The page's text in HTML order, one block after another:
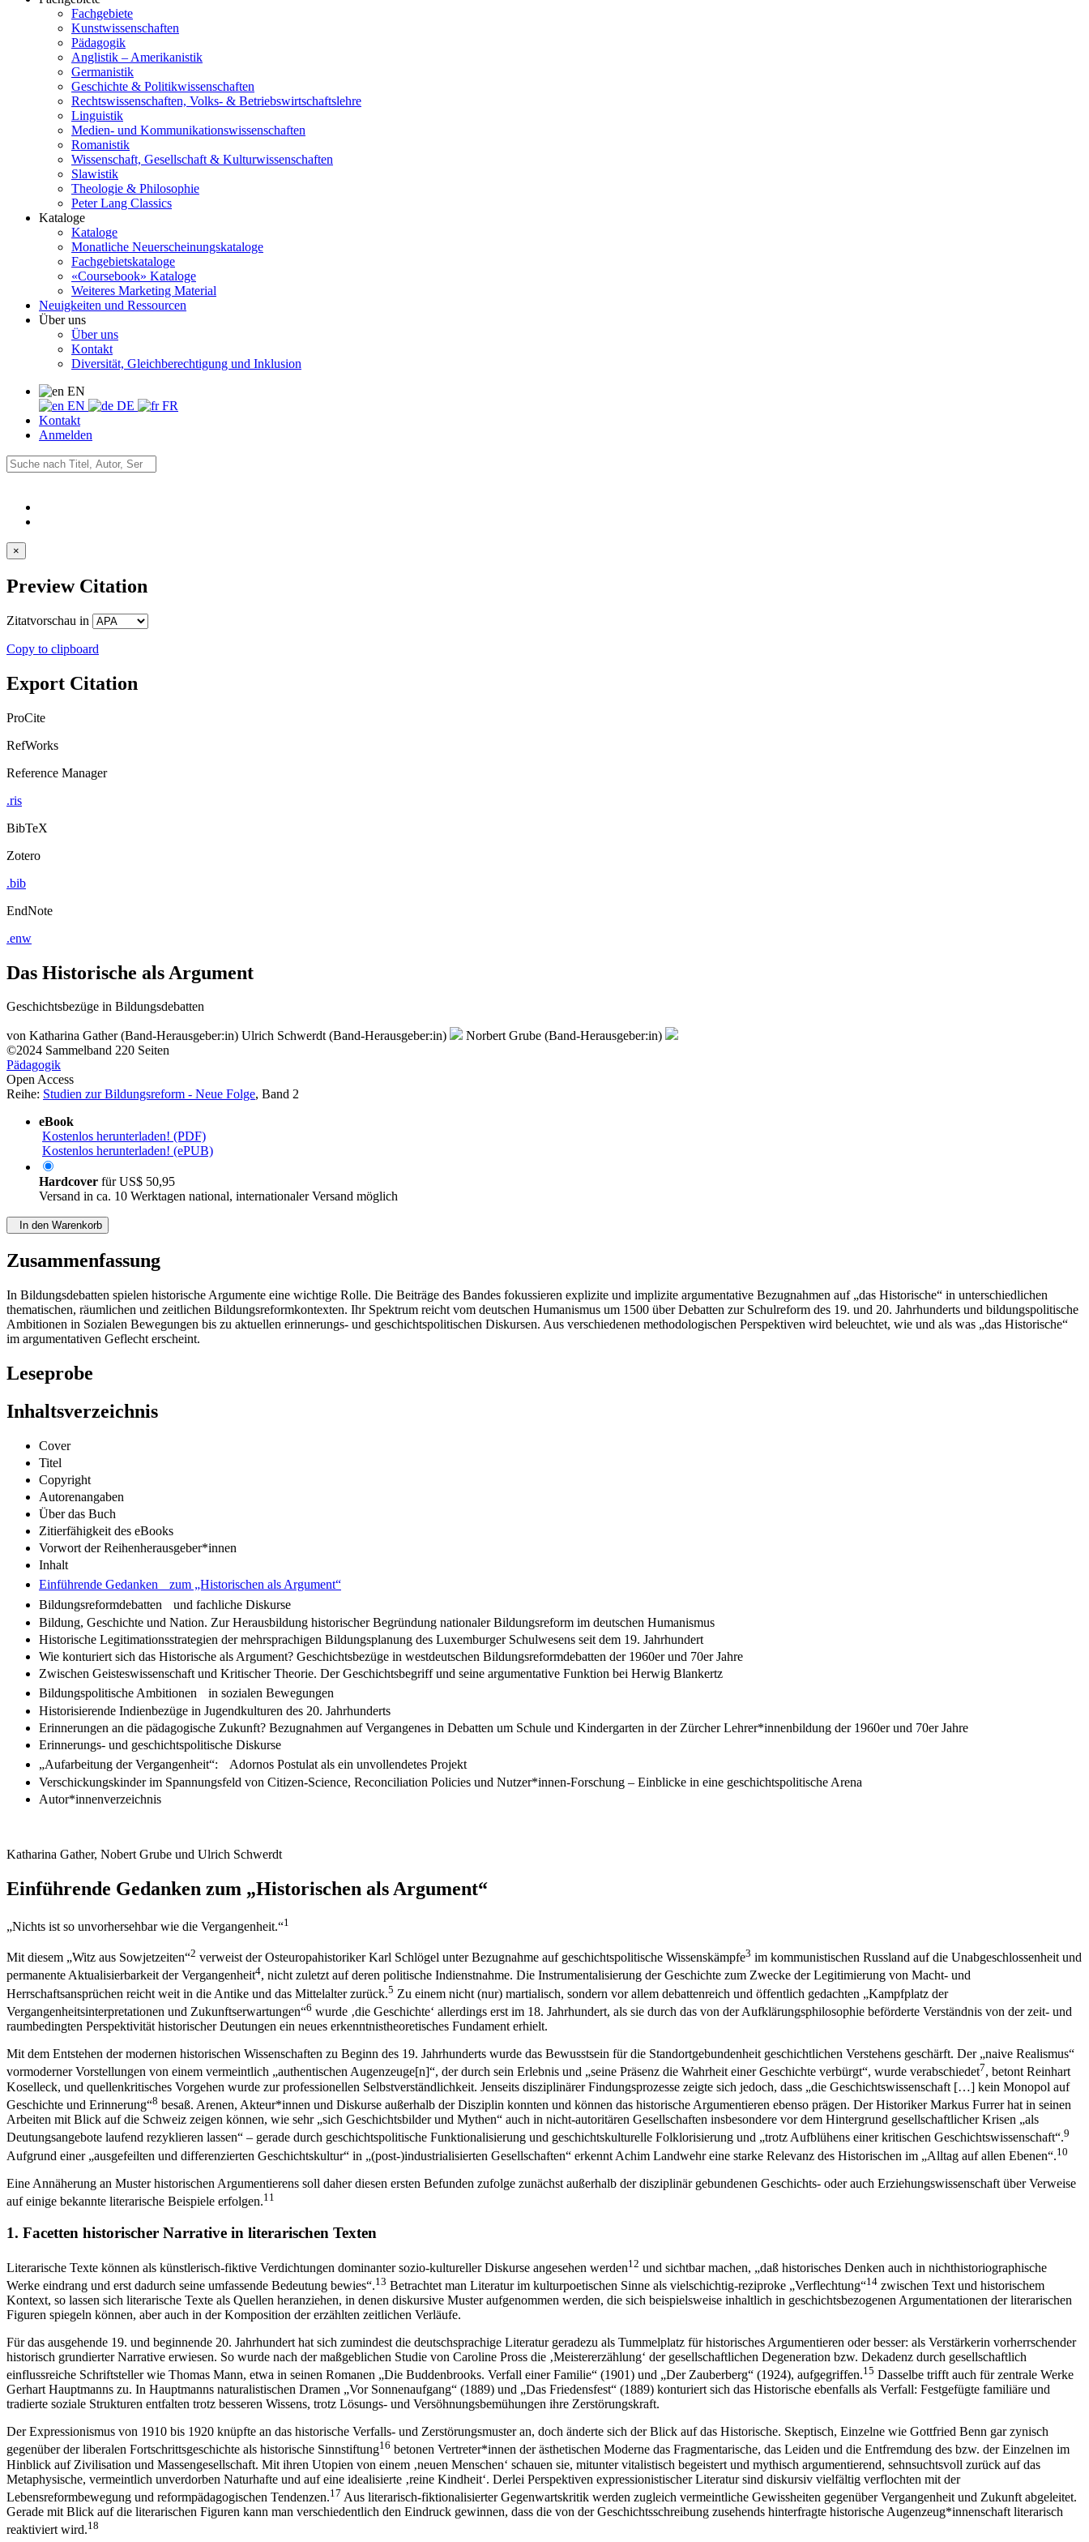
Fachgebiete
Kunstwissenschaften
Pädagogik
Anglistik – Amerikanistik
Germanistik
Geschichte & Politikwissenschaften
Rechtswissenschaften, Volks- & Betriebswirtschaftslehre
Linguistik
Medien- und Kommunikationswissenschaften
Romanistik
Wissenschaft, Gesellschaft & Kulturwissenschaften
Slawistik
Theologie & Philosophie
Peter Lang Classics
Kataloge
Kataloge
Monatliche Neuerscheinungskataloge
Fachgebietskataloge
«Coursebook» Kataloge
Weiteres Marketing Material
Neuigkeiten und Ressourcen
Über uns
Über uns
Kontakt
Diversität, Gleichberechtigung und Inklusion
EN
EN
DE
FR
Kontakt
Anmelden
×
Preview Citation
Zitatvorschau in
Copy to clipboard
Export Citation
ProCite
RefWorks
Reference Manager
.ris
BibTeX
Zotero
.bib
EndNote
.enw
Das Historische als Argument
Geschichtsbezüge in Bildungsdebatten
von Katharina Gather (Band-Herausgeber:in) Ulrich Schwerdt (Band-Herausgeber:in)
Norbert Grube (Band-Herausgeber:in)
©2024 Sammelband 220 Seiten
Pädagogik
Open Access
Reihe: Studien zur Bildungsreform - Neue Folge, Band 2
eBook
Kostenlos herunterladen! (PDF)
Kostenlos herunterladen! (ePUB)
Hardcover fürUS$ 50,95
Versand in ca. 10 Werktagen national, internationaler Versand möglich
In den Warenkorb
Zusammenfassung
In Bildungsdebatten spielen historische Argumente eine wichtige Rolle. Die Beiträge des Bandes fokussieren explizite und implizite argumentative Bezugnahmen auf „das Historische“ in unterschiedlichen
thematischen, räumlichen und zeitlichen Bildungsreformkontexten. Ihr Spektrum reicht vom deutschen Humanismus um 1500 über Debatten zur Schulreform des 19. und 20. Jahrhunderts und bildungspolitische
Ambitionen in Sozialen Bewegungen bis zu aktuellen erinnerungs- und geschichtspolitischen Diskursen. Aus verschiedenen methodologischen Perspektiven wird beleuchtet, wie und als was „das Historische“
im argumentativen Geflecht erscheint.
Leseprobe
Inhaltsverzeichnis
Cover
Titel
Copyright
Autorenangaben
Über das Buch
Zitierfähigkeit des eBooks
Vorwort der Reihenherausgeber*innen
Inhalt
Einführende Gedanken zum „Historischen als Argument“
Bildungsreformdebatten und fachliche Diskurse
Bildung, Geschichte und Nation. Zur Herausbildung historischer Begründung nationaler Bildungsreform im deutschen Humanismus
Historische Legitimationsstrategien der mehrsprachigen Bildungsplanung des Luxemburger Schulwesens seit dem 19. Jahrhundert
Wie konturiert sich das Historische als Argument? Geschichtsbezüge in westdeutschen Bildungsreformdebatten der 1960er und 70er Jahre
Zwischen Geisteswissenschaft und Kritischer Theorie. Der Geschichtsbegriff und seine argumentative Funktion bei Herwig Blankertz
Bildungspolitische Ambitionen in sozialen Bewegungen
Historisierende Indienbezüge in Jugendkulturen des 20. Jahrhunderts
Erinnerungen an die pädagogische Zukunft? Bezugnahmen auf Vergangenes in Debatten um Schule und Kindergarten in der Zürcher Lehrer*innenbildung der 1960er und 70er Jahre
Erinnerungs- und geschichtspolitische Diskurse
„Aufarbeitung der Vergangenheit“: Adornos Postulat als ein unvollendetes Projekt
Verschickungskinder im Spannungsfeld von Citizen-Science, Reconciliation Policies und Nutzer*innen-Forschung – Einblicke in eine geschichtspolitische Arena
Autor*innenverzeichnis
Katharina Gather, Nobert Grube und Ulrich Schwerdt
Einführende Gedanken zum „Historischen als Argument“
„Nichts ist so unvorhersehbar wie die Vergangenheit.“1
Mit diesem „Witz aus Sowjetzeiten“2 verweist der Osteuropahistoriker Karl Schlögel unter Bezugnahme auf geschichtspolitische Wissenskämpfe3 im kommunistischen Russland auf die Unabgeschlossenheit und
permanente Aktualisierbarkeit der Vergangenheit4, nicht zuletzt auf deren politische Indienstnahme. Die Instrumentalisierung der Geschichte zum Zwecke der Legitimierung von Macht- und
Herrschaftsansprüchen reicht weit in die Antike und das Mittelalter zurück.5 Zu einem nicht (nur) martialisch, sondern vor allem debattenreich und öffentlich gedachten „Kampfplatz der
Vergangenheitsinterpretationen und Zukunftserwartungen“6 wurde ‚die Geschichte‘ allerdings erst im 18. Jahrhundert, als sie durch das von der Aufklärungsphilosophie beförderte Verständnis von der zeit- und
raumbedingten Perspektivität historischer Deutungen ein neues erkenntnistheoretisches Fundament erhielt.
Mit dem Entstehen der modernen historischen Wissenschaften zu Beginn des 19. Jahrhunderts wurde das Bewusstsein für die Standortgebundenheit geschichtlichen Verstehens geschärft. Der „naive Realismus“
vormoderner Vorstellungen von einem vermeintlich „authentischen Augenzeuge[n]“, der durch sein Erlebnis und „seine Präsenz die Wahrheit einer Geschichte verbürgt“, wurde verabschiedet7, betont Reinhart
Koselleck, und quellenkritisches Vorgehen wurde zur professionellen Selbstverständlichkeit. Jenseits disziplinärerFindungsprozesse zeigte sich jedoch, dass „die Geschichtswissenschaft […] kein Monopol auf
Geschichte und Erinnerung“8 besaß. Arenen, Akteur*innen und Diskurse außerhalb der Disziplin konnten und können das historische Argumentieren ebenso prägen. Der Historiker Markus Furrer hat in seinen
Arbeiten mit Blick auf die Schweiz zeigen können, wie sehr „sich Geschichtsbilder und Mythen“ auch in nicht-autoritären Gesellschaften insbesondere vor dem Hintergrund gesellschaftlicher Krisen „als
Deutungsangebote laufend rezyklieren lassen“ – gerade durch geschichtspolitische Funktionalisierung und geschichtskulturelle Folklorisierung und „trotz Aufblühens einer kritischen Geschichtswissenschaft“.9
Aufgrund einer „ausgefeilten und differenzierten Geschichtskultur“ in „(post-)industrialisierten Gesellschaften“ erkennt Achim Landwehr eine starke Relevanz des Historischen im „Alltag auf allen Ebenen“.10
Eine Annäherung an Muster historischen Argumentierens soll daher diesen ersten Befunden zufolge zunächst außerhalb der disziplinär gebundenen Geschichts- oder auch Erziehungswissenschaft über Verweise
auf einige bekannte literarische Beispiele erfolgen.11
1. Facetten historischer Narrative in literarischen Texten
Literarische Texte können als künstlerisch-fiktive Verdichtungen dominanter sozio-kultureller Diskurse angesehen werden12 und sichtbar machen, „daß historisches Denken auch in nichthistoriographische
Werke eindrang und erst dadurch seine umfassende Bedeutung bewies“.13 Betrachtet man Literatur im kulturpoetischen Sinne als vielschichtig-reziproke „Verflechtung“14 zwischen Text und historischem
Kontext, so lassen sich literarische Texte als Quellen heranziehen, in denen diskursive Muster aufgenommen werden, die sich beispielsweise inhaltlich in geschichtsbezogenen Argumentationen der literarischen
Figuren spiegeln können, aber auch in der Komposition der erzählten zeitlichen Verläufe.
Für das ausgehende 19. und beginnende 20. Jahrhundert hat sich zumindest die deutschsprachige Literatur geradezu als Tummelplatz für historisches Argumentieren oder besser: als Verstärkerin vorherrschender
historisch grundierter Narrative erwiesen. So wurde nach der maßgeblichen Studie von Caroline Pross die ‚Meistererzählung‘ der gesellschaftlichen Degeneration bzw. Dekadenz durch gesellschaftlich
einflussreiche Schriftsteller wie Thomas Mann, etwa in seinen Romanen „Die Buddenbrooks. Verfall einer Familie“ (1901) und „Der Zauberberg“ (1924), aufgegriffen.15 Dasselbe trifft auch für zentrale Werke
Gerhart Hauptmanns zu. In Hauptmanns naturalistischen Dramen „Vor Sonnenaufgang“ (1889) und „Das Friedensfest“ (1889) konturiert sich das Historische ebenfalls als Verfall: Festgefügte familiäre und
tradierte soziale Strukturen entfalten trotz besseren Wissens, trotz Lösungs- und Versöhnungsbemühungen ihre Zerstörungskraft.
Der Expressionismus von 1910 bis 1920 knüpfte an das historische Verfalls- und Zerstörungsmuster an, doch änderte sich der Blick auf das Historische. Skeptisch, Einzelne wie Gottfried Benn gar zynisch
gegenüber der liberalen Fortschrittsgeschichte als historische Sinnstiftung16 betonen Vertreter*innen der ästhetischen Moderne das Fragmentarische, das Leiden und die Entfremdung des bzw. der Einzelnen im
Hinblick auf Zivilisation und Massengesellschaft. Mit ihren Utopien von einem ‚neuen Menschen‘ schauen sie, mitunter vitalistisch begeistert und mythisch argumentierend, sehnsuchtsvoll zurück auf das
Metaphysische, vermeintlich unverdorben Naturhafte und auf eine idealisierte ‚reine Kindheit‘. Derlei Perspektiven expressionistischer Literatur sind diskursiv vielfältig verflochten mit der
Lebensreformbewegung und reformpädagogischen Tendenzen.17 Aus literarisch-fiktionalisierter Gegenwartskritik werden zugleich vermeintliche Gewissheiten gegenüber Vergangenheit und Zukunft abgeleitet.
Gerade mit Blick auf die literarischen Figuren kann man verschiedentlich den Eindruck gewinnen, dass die von der Geschichtsschreibung zusehends hinterfragte historische Augenzeug*innenschaft literarisch
reaktiviert wird.18